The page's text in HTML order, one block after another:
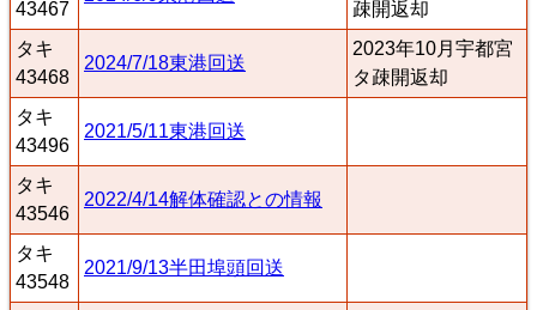
43467
疎開返却
タキ
43468
2024/7/18東港回送
2023年10月宇都宮
タ疎開返却
タキ
43496
2021/5/11東港回送
タキ
43546
2022/4/14解体確認との情報
タキ
43548
2021/9/13半田埠頭回送